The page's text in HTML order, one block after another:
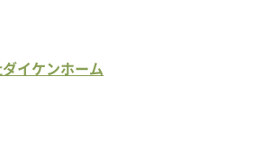
イケンホーム